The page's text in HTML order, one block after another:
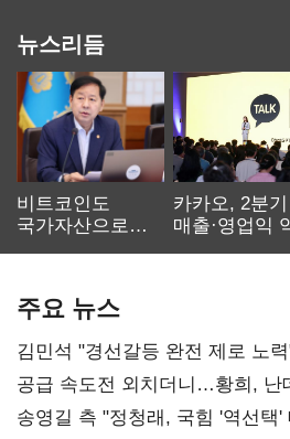
뉴스리듬
비트코인도
국가자산으로…'
카카오, 2분기
매출·영업익
주요 뉴스
김민석 "경선갈등 완전 제로 노
사과부터"
공급 속도전 외치더니…황희, 난
리모델링' 제안
송영길 측 "정청래, 국힘 '역선